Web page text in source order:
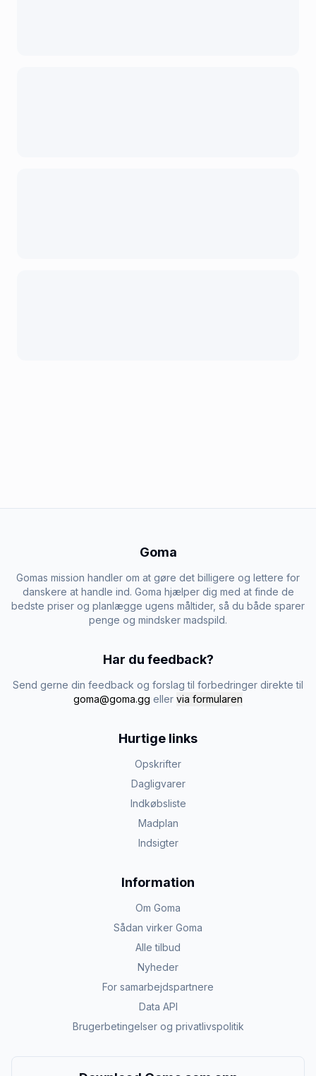
Goma
Gomas mission handler om at gøre det billigere og lettere for
danskere at handle ind. Goma hjælper dig med at finde de
bedste priser og planlægge ugens måltider, så du både sparer
penge og mindsker madspild.
Har du feedback?
Send gerne din feedback og forslag til forbedringer direkte til
goma@goma.gg eller via formularen
Hurtige links
Opskrifter
Dagligvarer
Indkøbsliste
Madplan
Indsigter
Information
Om Goma
Sådan virker Goma
Alle tilbud
Nyheder
For samarbejdspartnere
Data API
Brugerbetingelser og privatlivspolitik